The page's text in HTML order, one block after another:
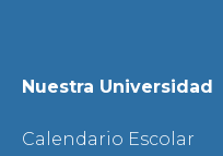
Nuestra Universidad
Calendario Escolar